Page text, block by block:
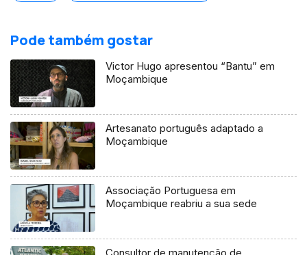
Pode também gostar
Victor Hugo apresentou “Bantu” em
Moçambique
Artesanato português adaptado a
Moçambique
Associação Portuguesa em
Moçambique reabriu a sua sede
Consultor de manutenção de